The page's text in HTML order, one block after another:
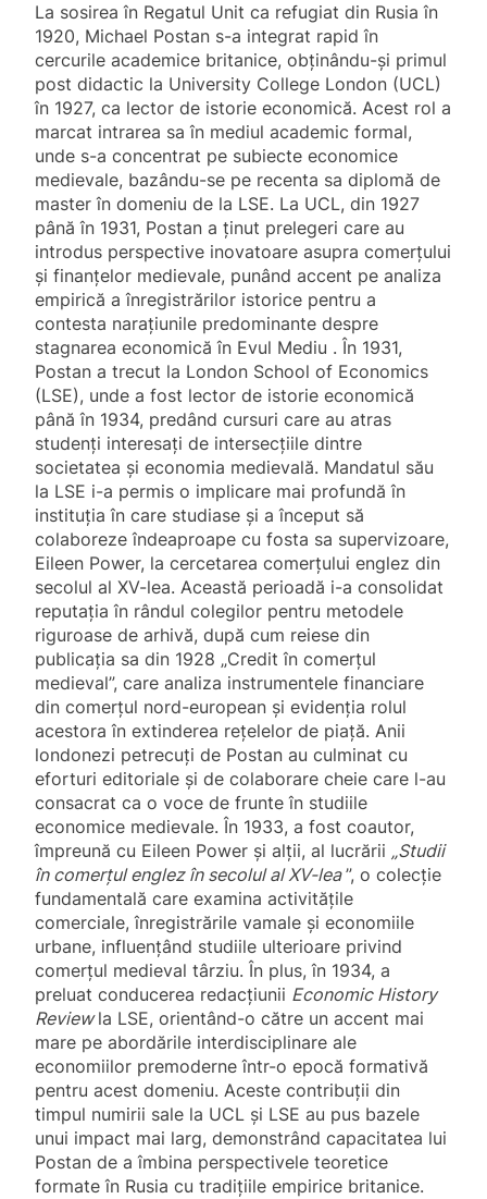
La sosirea în Regatul Unit ca refugiat din Rusia în
1920, Michael Postan s-a integrat rapid în
cercurile academice britanice, obținându-și primul
post didactic la University College London (UCL)
în 1927, ca lector de istorie economică. Acest rol a
marcat intrarea sa în mediul academic formal,
unde s-a concentrat pe subiecte economice
medievale, bazându-se pe recenta sa diplomă de
master în domeniu de la LSE. La UCL, din 1927
până în 1931, Postan a ținut prelegeri care au
introdus perspective inovatoare asupra comerțului
și finanțelor medievale, punând accent pe analiza
empirică a înregistrărilor istorice pentru a
contesta narațiunile predominante despre
stagnarea economică în Evul Mediu . În 1931,
Postan a trecut la London School of Economics
(LSE), unde a fost lector de istorie economică
până în 1934, predând cursuri care au atras
studenți interesați de intersecțiile dintre
societatea și economia medievală. Mandatul său
la LSE i-a permis o implicare mai profundă în
instituția în care studiase și a început să
colaboreze îndeaproape cu fosta sa supervizoare,
Eileen Power, la cercetarea comerțului englez din
secolul al XV-lea. Această perioadă i-a consolidat
reputația în rândul colegilor pentru metodele
riguroase de arhivă, după cum reiese din
publicația sa din 1928 „Credit în comerțul
medieval”, care analiza instrumentele financiare
din comerțul nord-european și evidenția rolul
acestora în extinderea rețelelor de piață. Anii
londonezi petrecuți de Postan au culminat cu
eforturi editoriale și de colaborare cheie care l-au
consacrat ca o voce de frunte în studiile
economice medievale. În 1933, a fost coautor,
împreună cu Eileen Power și alții, al lucrării „Studii
în comerțul englez în secolul al XV-lea”, o colecție
fundamentală care examina activitățile
comerciale, înregistrările vamale și economiile
urbane, influențând studiile ulterioare privind
comerțul medieval târziu. În plus, în 1934, a
preluat conducerea redacțiunii Economic History
Reviewla LSE, orientând-o către un accent mai
mare pe abordările interdisciplinare ale
economiilor premoderne într-o epocă formativă
pentru acest domeniu. Aceste contribuții din
timpul numirii sale la UCL și LSE au pus bazele
unui impact mai larg, demonstrând capacitatea lui
Postan de a îmbina perspectivele teoretice
formate în Rusia cu tradițiile empirice britanice.